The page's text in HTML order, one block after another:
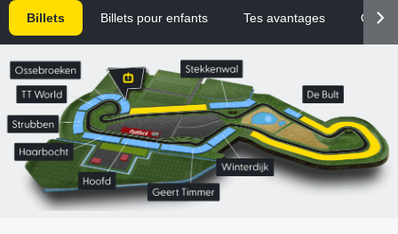
Billets Billets pour enfants Tes avantages